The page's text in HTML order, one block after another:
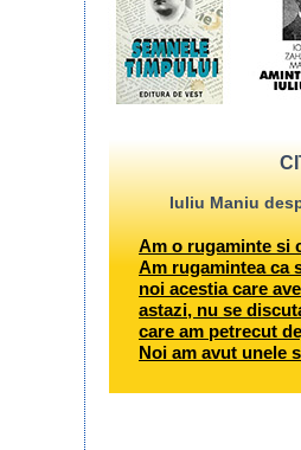
Iuliu Maniu
Am o rugaminte si
Am rugamintea ca
noi acestia care
astazi, nu se
care am petrecut
Noi am avut unele